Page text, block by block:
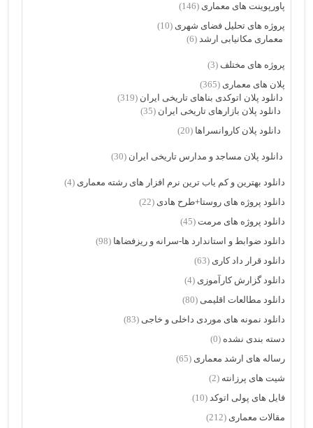
پاورپوینت های معماری (146)
پروژه های تحلیل فضای شهری (10)
معماری مکانیابی ارشد (6)
پروژه های مختلف (3)
پلان های معماری (365)
دانلود پلان اتوکدی بناهای تاریخی ایران (319)
دانلود پلان بازارهای تاریخی ایران (35)
دانلود پلان کاروانسراها (20)
دانلود پلان مساجد و مدارس تاریخی ایران (30)
دانلود بهترین و کم یاب ترین نرم افزار های رشته معماری (4)
دانلود پروژه های روستا+طرح هادی (22)
دانلود پروژه های مرمت (45)
دانلود ضوابط و استاندارد ها-سرانه و ریزفضاها (98)
دانلود قرار داد کاری (63)
دانلود گزارش کارآموزی (4)
دانلود مطالعات اقلیمی (80)
دانلود نمونه های موردی داخلی و خاجی (83)
دسته بندی نشده (0)
رساله های ارشد معماری (65)
شیت های پرزانته (2)
فایل های پولی اتوکد (10)
مقالات معماری (212)